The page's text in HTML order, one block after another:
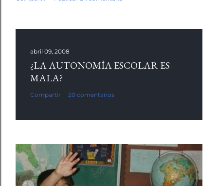
abril 09, 2008
¿LA AUTONOMÍA ESCOLAR ES
MALA?
Compartir 20 comentarios